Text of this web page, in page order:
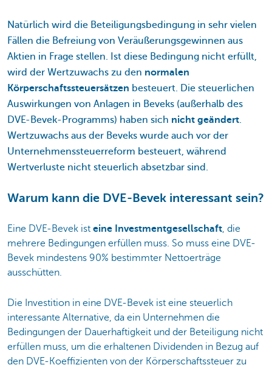
Natürlich wird die Beteiligungsbedingung in sehr vielen
Fällen die Befreiung von Veräußerungsgewinnen aus
Aktien in Frage stellen. Ist diese Bedingung nicht erfüllt,
wird der Wertzuwachs zu den normalen
Körperschaftssteuersätzen besteuert. Die steuerlichen
Auswirkungen von Anlagen in Beveks (außerhalb des
DVE-Bevek-Programms) haben sich nicht geändert.
Wertzuwachs aus der Beveks wurde auch vor der
Unternehmenssteuerreform besteuert, während
Wertverluste nicht steuerlich absetzbar sind.
Warum kann die DVE-Bevek interessant sein?
Eine DVE-Bevek ist eine Investmentgesellschaft, die
mehrere Bedingungen erfüllen muss. So muss eine DVE-
Bevek mindestens 90% bestimmter Nettoerträge
ausschütten.
Die Investition in eine DVE-Bevek ist eine steuerlich
interessante Alternative, da ein Unternehmen die
Bedingungen der Dauerhaftigkeit und der Beteiligung nicht
erfüllen muss, um die erhaltenen Dividenden in Bezug auf
den DVE-Koeffizienten von der Körperschaftssteuer zu